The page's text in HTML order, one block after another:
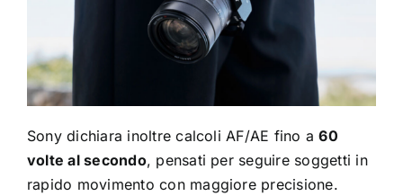
Sony dichiara inoltre calcoli AF/AE fino a60
volte al secondo, pensati per seguire soggetti in
rapido movimento con maggiore precisione.